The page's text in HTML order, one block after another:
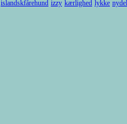
islandskfårehund izzy kærlighed lykke